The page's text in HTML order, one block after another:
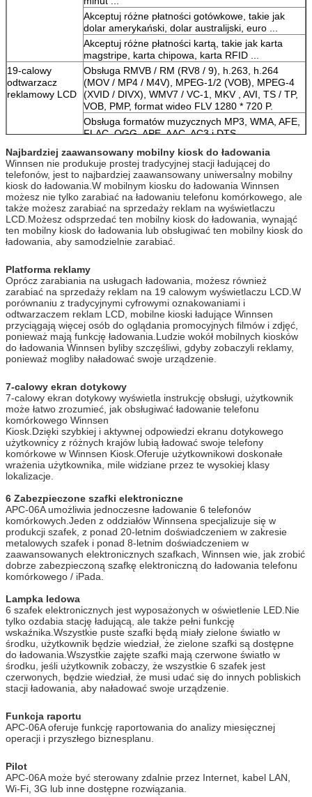
Zostaw wiadomość
Oddzwonimy wkrótce!
Zatwierdź
Akceptuj różne płatności gotówkowe, takie jak
dolar amerykański, dolar australijski, euro ...
Akceptuj różne płatności kartą, takie jak karta
magstripe, karta chipowa, karta RFID ...
19-calowy
odtwarzacz
reklamowy LCD
Obsługa RMVB / RM (RV8 / 9), h.263, h.264
(MOV / MP4 / M4V), MPEG-1/2 (VOB), MPEG-4
(XVID / DIVX), WMV7 / VC-1, MKV , AVI, TS / TP,
VOB, PMP, format wideo FLV 1280 * 720 P.
Obsługa formatów muzycznych MP3, WMA, AFE,
FLAC, OGG, APE, AAC, AC3 i DTS
Obsługa formatów zdjęć JPEG, GIF, BMP,
PNG.Obsługuje obracanie, powiększanie i pokaz
slajdów
Obsługa filmu, muzyki, obrazu, operacji na
skrótach plików
Obsługuje kompozytowe wideo NTSC / PAL,
wyjście wideo o wysokiej rozdzielczości VGA
Obsługa karty SD
dotykowy
użytkownika
Komputer
Stabilny przemysłowy system komputerowy,
ogranicz konserwację do minimum
Stalowy korpus
Projekt patentowy.
Korpus ze stali dobrej jakości, stojak z
długotrwałym użytkowaniem, kolor można
dostosować.
Opcje sprzętu
Akceptor monet, akceptor banknotów, czytnik kart,
kreskowych, drukarka biletów
Jeśli część, którą chcesz dodać, nie jest
uwzględniona powyżej, zapytaj nas.
Napięcie
robocze
100–240 V, 50/60 Hz
temperatura
robocza
0 ~ 50 ℃
Najbardziej zaawansowany mobilny kiosk do ładowania
Winnsen nie produkuje prostej tradycyjnej stacji ładującej do
telefonów, jest to najbardziej zaawansowany uniwersalny mobilny
kiosk do ładowania.W mobilnym kiosku do ładowania Winnsen
możesz nie tylko zarabiać na ładowaniu telefonu komórkowego, ale
także możesz zarabiać na sprzedaży reklam na wyświetlaczu
LCD.Możesz odsprzedać ten mobilny kiosk do ładowania, wynająć
ten mobilny kiosk do ładowania lub obsługiwać ten mobilny kiosk do
ładowania, aby samodzielnie zarabiać.
Platforma reklamy
Oprócz zarabiania na usługach ładowania, możesz również
zarabiać na sprzedaży reklam na 19 calowym wyświetlaczu LCD.W
porównaniu z tradycyjnymi cyfrowymi oznakowaniami i
odtwarzaczem reklam LCD, mobilne kioski ładujące Winnsen
przyciągają więcej osób do oglądania promocyjnych filmów i zdjęć,
ponieważ mają funkcję ładowania.Ludzie wokół mobilnych kiosków
do ładowania Winnsen byliby szczęśliwi, gdyby zobaczyli reklamy,
ponieważ mogliby naładować swoje urządzenie.
7-calowy ekran dotykowy
7-calowy ekran dotykowy wyświetla instrukcję obsługi, użytkownik
może łatwo zrozumieć, jak obsługiwać ładowanie telefonu
komórkowego Winnsen
Kiosk.Dzięki szybkiej i aktywnej odpowiedzi ekranu dotykowego
użytkownicy z różnych krajów lubią ładować swoje telefony
komórkowe w Winnsen Kiosk.Oferuje użytkownikowi doskonałe
wrażenia użytkownika, mile widziane przez te wysokiej klasy
lokalizacje.
6 Zabezpieczone szafki elektroniczne
APC-06A umożliwia jednoczesne ładowanie 6 telefonów
komórkowych.Jeden z oddziałów Winnsena specjalizuje się w
produkcji szafek, z ponad 20-letnim doświadczeniem w zakresie
metalowych szafek i ponad 8-letnim doświadczeniem w
zaawansowanych elektronicznych szafkach, Winnsen wie, jak zrobić
dobrze zabezpieczoną szafkę elektroniczną do ładowania telefonu
komórkowego / iPada.
Lampka ledowa
6 szafek elektronicznych jest wyposażonych w oświetlenie LED.Nie
tylko ozdabia stację ładującą, ale także pełni funkcję
wskaźnika.Wszystkie puste szafki będą miały zielone światło w
środku, użytkownik będzie wiedział, że zielone szafki są dostępne
do ładowania.Wszystkie zajęte szafki mają czerwone światło w
środku, jeśli użytkownik zobaczy, że wszystkie 6 szafek jest
czerwonych, będzie wiedział, że musi udać się do innych pobliskich
stacji ładowania, aby naładować swoje urządzenie.
Funkcja raportu
APC-06A oferuje funkcję raportowania do analizy miesięcznej
operacji i przyszłego biznesplanu.
Pilot
APC-06A może być sterowany zdalnie przez Internet, kabel LAN,
Wi-Fi, 3G lub inne dostępne rozwiązania.